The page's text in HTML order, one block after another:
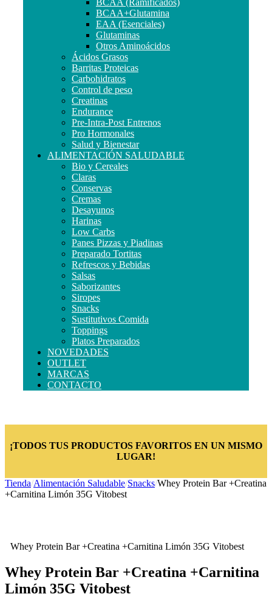
BCAA+Glutamina
EAA (Esenciales)
Glutaminas
Otros Aminoácidos
Ácidos Grasos
Barritas Proteicas
Carbohidratos
Control de peso
Creatinas
Endurance
Pre-Intra-Post Entrenos
Pro Hormonales
Salud y Bienestar
ALIMENTACIÓN SALUDABLE
Bio y Cereales
Claras
Conservas
Cremas
Desayunos
Harinas
Low Carbs
Panes Pizzas y Piadinas
Preparado Tortitas
Refrescos y Bebidas
Salsas
Saborizantes
Siropes
Snacks
Sustitutivos Comida
Toppings
Platos Preparados
NOVEDADES
OUTLET
MARCAS
CONTACTO
¡TODOS TUS PRODUCTOS FAVORITOS EN UN MISMO
LUGAR!
Tienda/Alimentación Saludable/Snacks/Whey Protein Bar +Creatina
+Carnitina Limón 35G Vitobest
Whey Protein Bar +Creatina +Carnitina Limón 35G Vitobest
Whey Protein Bar +Creatina +Carnitina
Limón 35G Vitobest